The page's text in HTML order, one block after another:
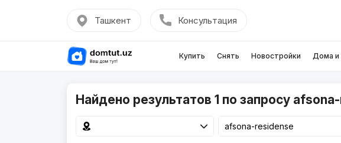
Ташкент Консультация
Купить Снять Новостройки Дома и
Найдено результатов 1 по запросу